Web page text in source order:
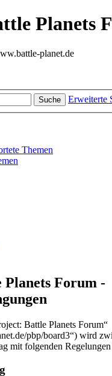
Planets
planet.de
Suche Erweiterte
Themen
Forum -
Battle Planets Forum“
pbp/board3“) wird
mit folgenden Regelungen